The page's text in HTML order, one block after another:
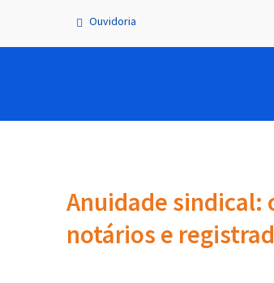
Ouvidoria
Anuidade sindical:
notários e